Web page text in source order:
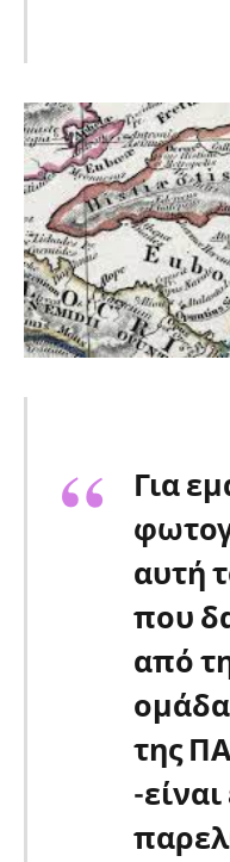
Για
αυτή
που
από
της
-